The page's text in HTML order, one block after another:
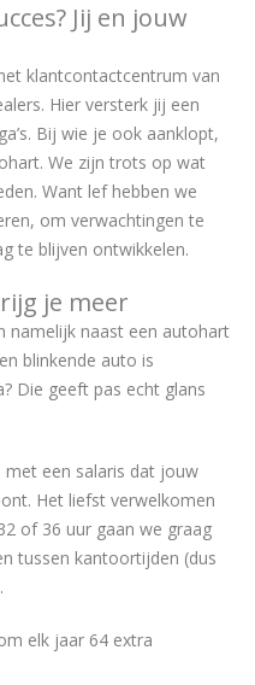
Jij en jouw
klantcontactcentrum van
Hier versterk jij een
Bij wie je ook aanklopt,
We zijn trots op wat
Want lef hebben we
om verwachtingen te
te blijven ontwikkelen.
je meer
namelijk naast een autohart
blinkende auto is
Die geeft pas echt glans
met een salaris dat jouw
Het liefst verwelkomen
of 36 uur gaan we graag
tussen kantoortijden (dus
elk jaar 64 extra